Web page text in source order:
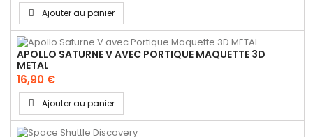
Ajouter au panier
APOLLO SATURNE V AVEC PORTIQUE MAQUETTE 3D
METAL
16,90 €
Ajouter au panier